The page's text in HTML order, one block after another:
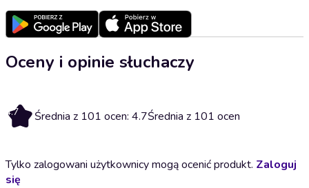
Oceny i opinie słuchaczy
4.7 Średnia z 101 ocen: 4.7Średnia z 101 ocen
Tylko zalogowani użytkownicy mogą ocenić produkt. Zaloguj
się